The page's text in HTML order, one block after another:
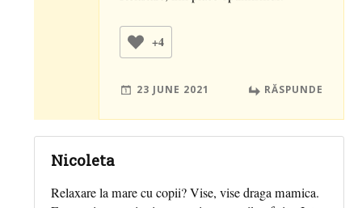
+4
23 JUNE 2021 RĂSPUNDE
Nicoleta
Relaxare la mare cu copii? Vise, vise draga mamica.